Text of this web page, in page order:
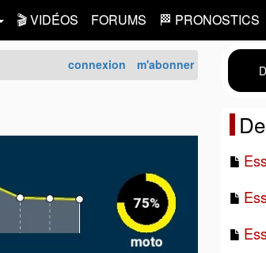
🎬 VIDÉOS FORUMS 🏁 PRONOSTICS
connexion m'abonner